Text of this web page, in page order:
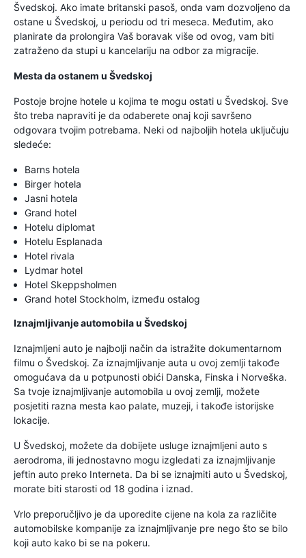
Švedskoj. Ako imate britanski pasoš, onda vam dozvoljeno da
ostane u Švedskoj, u periodu od tri meseca. Međutim, ako
planirate da prolongira Vaš boravak više od ovog, vam biti
zatraženo da stupi u kancelariju na odbor za migracije.
Mesta da ostanem u Švedskoj
Postoje brojne hotele u kojima te mogu ostati u Švedskoj. Sve
što treba napraviti je da odaberete onaj koji savršeno
odgovara tvojim potrebama. Neki od najboljih hotela uključuju
sledeće:
Barns hotela
Birger hotela
Jasni hotela
Grand hotel
Hotelu diplomat
Hotelu Esplanada
Hotel rivala
Lydmar hotel
Hotel Skeppsholmen
Grand hotel Stockholm, između ostalog
Iznajmljivanje automobila u Švedskoj
Iznajmljeni auto je najbolji način da istražite dokumentarnom
filmu o Švedskoj. Za iznajmljivanje auta u ovoj zemlji takođe
omogućava da u potpunosti obići Danska, Finska i Norveška.
Sa tvoje iznajmljivanje automobila u ovoj zemlji, možete
posjetiti razna mesta kao palate, muzeji, i takođe istorijske
lokacije.
U Švedskoj, možete da dobijete usluge iznajmljeni auto s
aerodroma, ili jednostavno mogu izgledati za iznajmljivanje
jeftin auto preko Interneta. Da bi se iznajmiti auto u Švedskoj,
morate biti starosti od 18 godina i iznad.
Vrlo preporučljivo je da uporedite cijene na kola za različite
automobilske kompanije za iznajmljivanje pre nego što se bilo
koji auto kako bi se na pokeru.